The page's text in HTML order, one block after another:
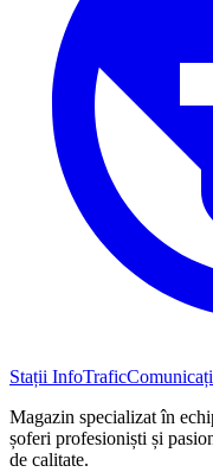
Stații InfoTrafic
Magazin specializat în
șoferi profesioniști și
de calitate.